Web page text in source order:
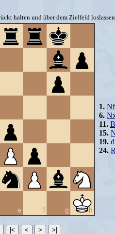
halten und über dem Zielfeld
e f g h
|< < > >|
1.
6.
11.
15.
19.
24.